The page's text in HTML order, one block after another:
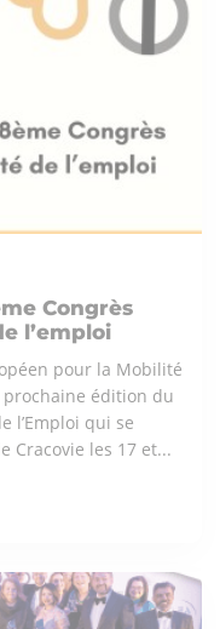
Congrès
l’emploi
pour la Mobilité
prochaine édition du
l’Emploi qui se
Cracovie les 17 et...